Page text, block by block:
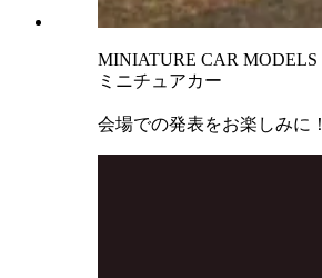
MINIATURE CAR MODELS
ミニチュアカー
会場での発表をお楽しみに！